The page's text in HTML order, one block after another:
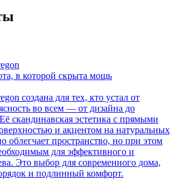
в которой скрыта мощь
создана для тех, кто устал от
во всем — от дизайна до
скандинавская эстетика с прямыми
и акцентом на натуральных
облегчает пространство, но при этом
для эффективного и
Это выбор для современного дома,
и подлинный комфорт.